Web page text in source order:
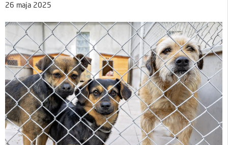
26 maja 2025